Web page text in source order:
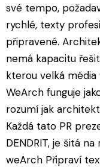
své tempo,
rychlé, texty
připravené.
nemá kapacitu
kterou velká média
WeArch funguje
rozumí jak
Každá tato PR
DENDRIT, je šitá
weArch Připraví